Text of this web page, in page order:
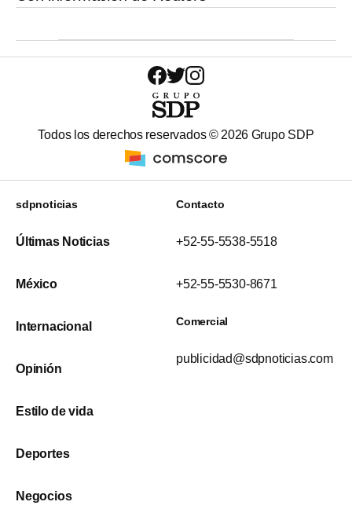
Todos los derechos reservados © 2026 Grupo SDP
sdpnoticias
Últimas Noticias
México
Internacional
Opinión
Estilo de vida
Deportes
Negocios
Contacto
+52-55-5538-5518
+52-55-5530-8671
Comercial
publicidad@sdpnoticias.com